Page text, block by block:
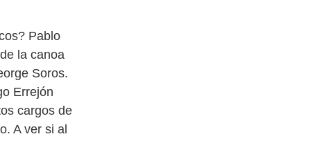
Pablo
la canoa
Soros.
Errejón
cargos de
A ver si al